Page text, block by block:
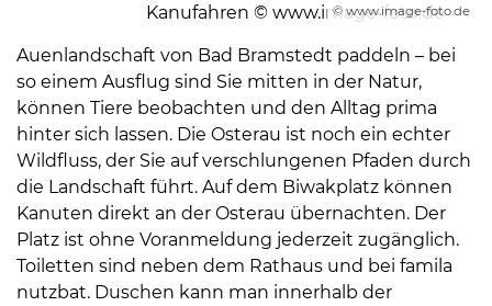
© www.image-foto.de
Kanufahren © www.image-foto.de
Auenlandschaft von Bad Bramstedt paddeln – bei
so einem Ausflug sind Sie mitten in der Natur,
können Tiere beobachten und den Alltag prima
hinter sich lassen. Die Osterau ist noch ein echter
Wildfluss, der Sie auf verschlungenen Pfaden durch
die Landschaft führt. Auf dem Biwakplatz können
Kanuten direkt an der Osterau übernachten. Der
Platz ist ohne Voranmeldung jederzeit zugänglich.
Toiletten sind neben dem Rathaus und bei famila
nutzbat. Duschen kann man innerhalb der